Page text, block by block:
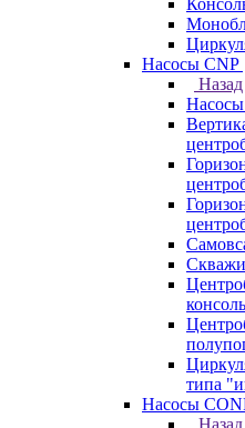
Насосы CNP
Назад
типа
Насосы
Назад